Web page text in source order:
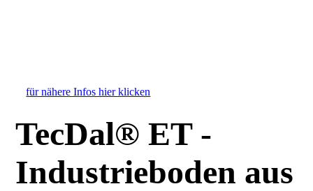
für nähere Infos hier klicken
TecDal® ET -
Industrieboden aus